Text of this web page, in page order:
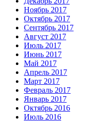
Ноябрь 2017
Октябрь 2017
Сентябрь 2017
Август 2017
Июль 2017
Июнь 2017
Май 2017
Апрель 2017
Март 2017
Февраль 2017
Январь 2017
Октябрь 2016
Июль 2016